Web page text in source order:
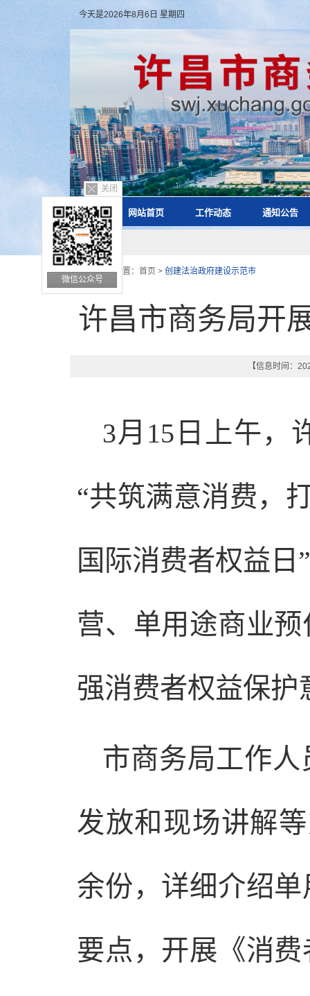
今天是2026年8月6日 星期四
网站首页 工作动态 通知公告
关闭
微信公众号
您的位置： 首页 > 创建法治政府建设示范市
许昌市商务局开
【信息时间：
3月15日上午，
“共筑满意消费，
国际消费者权益
营、单用途商业
强消费者权益保
市商务局工作
发放和现场讲解
余份，详细介绍
要点，开展《消